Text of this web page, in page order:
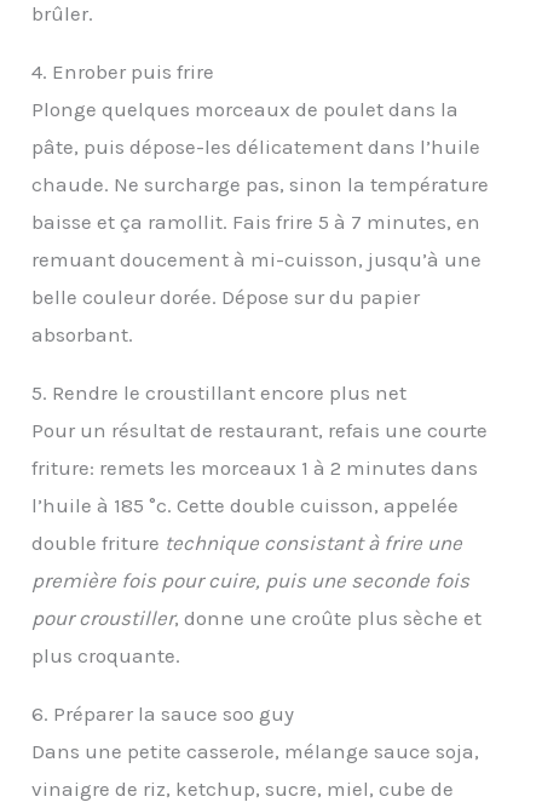
brûler.
4. Enrober puis frire
Plonge quelques morceaux de poulet dans la
pâte, puis dépose-les délicatement dans l’huile
chaude. Ne surcharge pas, sinon la température
baisse et ça ramollit. Fais frire 5 à 7 minutes, en
remuant doucement à mi-cuisson, jusqu’à une
belle couleur dorée. Dépose sur du papier
absorbant.
5. Rendre le croustillant encore plus net
Pour un résultat de restaurant, refais une courte
friture: remets les morceaux 1 à 2 minutes dans
l’huile à 185 °c. Cette double cuisson, appelée
double friture technique consistant à frire une
première fois pour cuire, puis une seconde fois
pour croustiller, donne une croûte plus sèche et
plus croquante.
6. Préparer la sauce soo guy
Dans une petite casserole, mélange sauce soja,
vinaigre de riz, ketchup, sucre, miel, cube de